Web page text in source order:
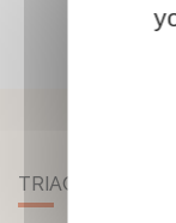
TRIAC-LAUTRAIT